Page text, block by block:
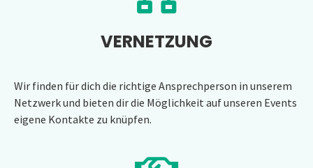
VERNETZUNG
Wir finden für dich die richtige Ansprechperson in unserem
Netzwerk und bieten dir die Möglichkeit auf unseren Events
eigene Kontakte zu knüpfen.